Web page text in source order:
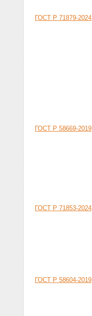
ГОСТ Р 71879-2024
ГОСТ Р 58669-2019
ГОСТ Р 71853-2024
ГОСТ Р 58604-2019